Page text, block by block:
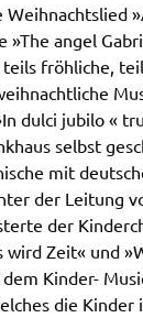
»The angel
fröhliche,
dulci jubilo «
selbst
mit
der Leitung
der
wird Zeit« und
Kinder-
die